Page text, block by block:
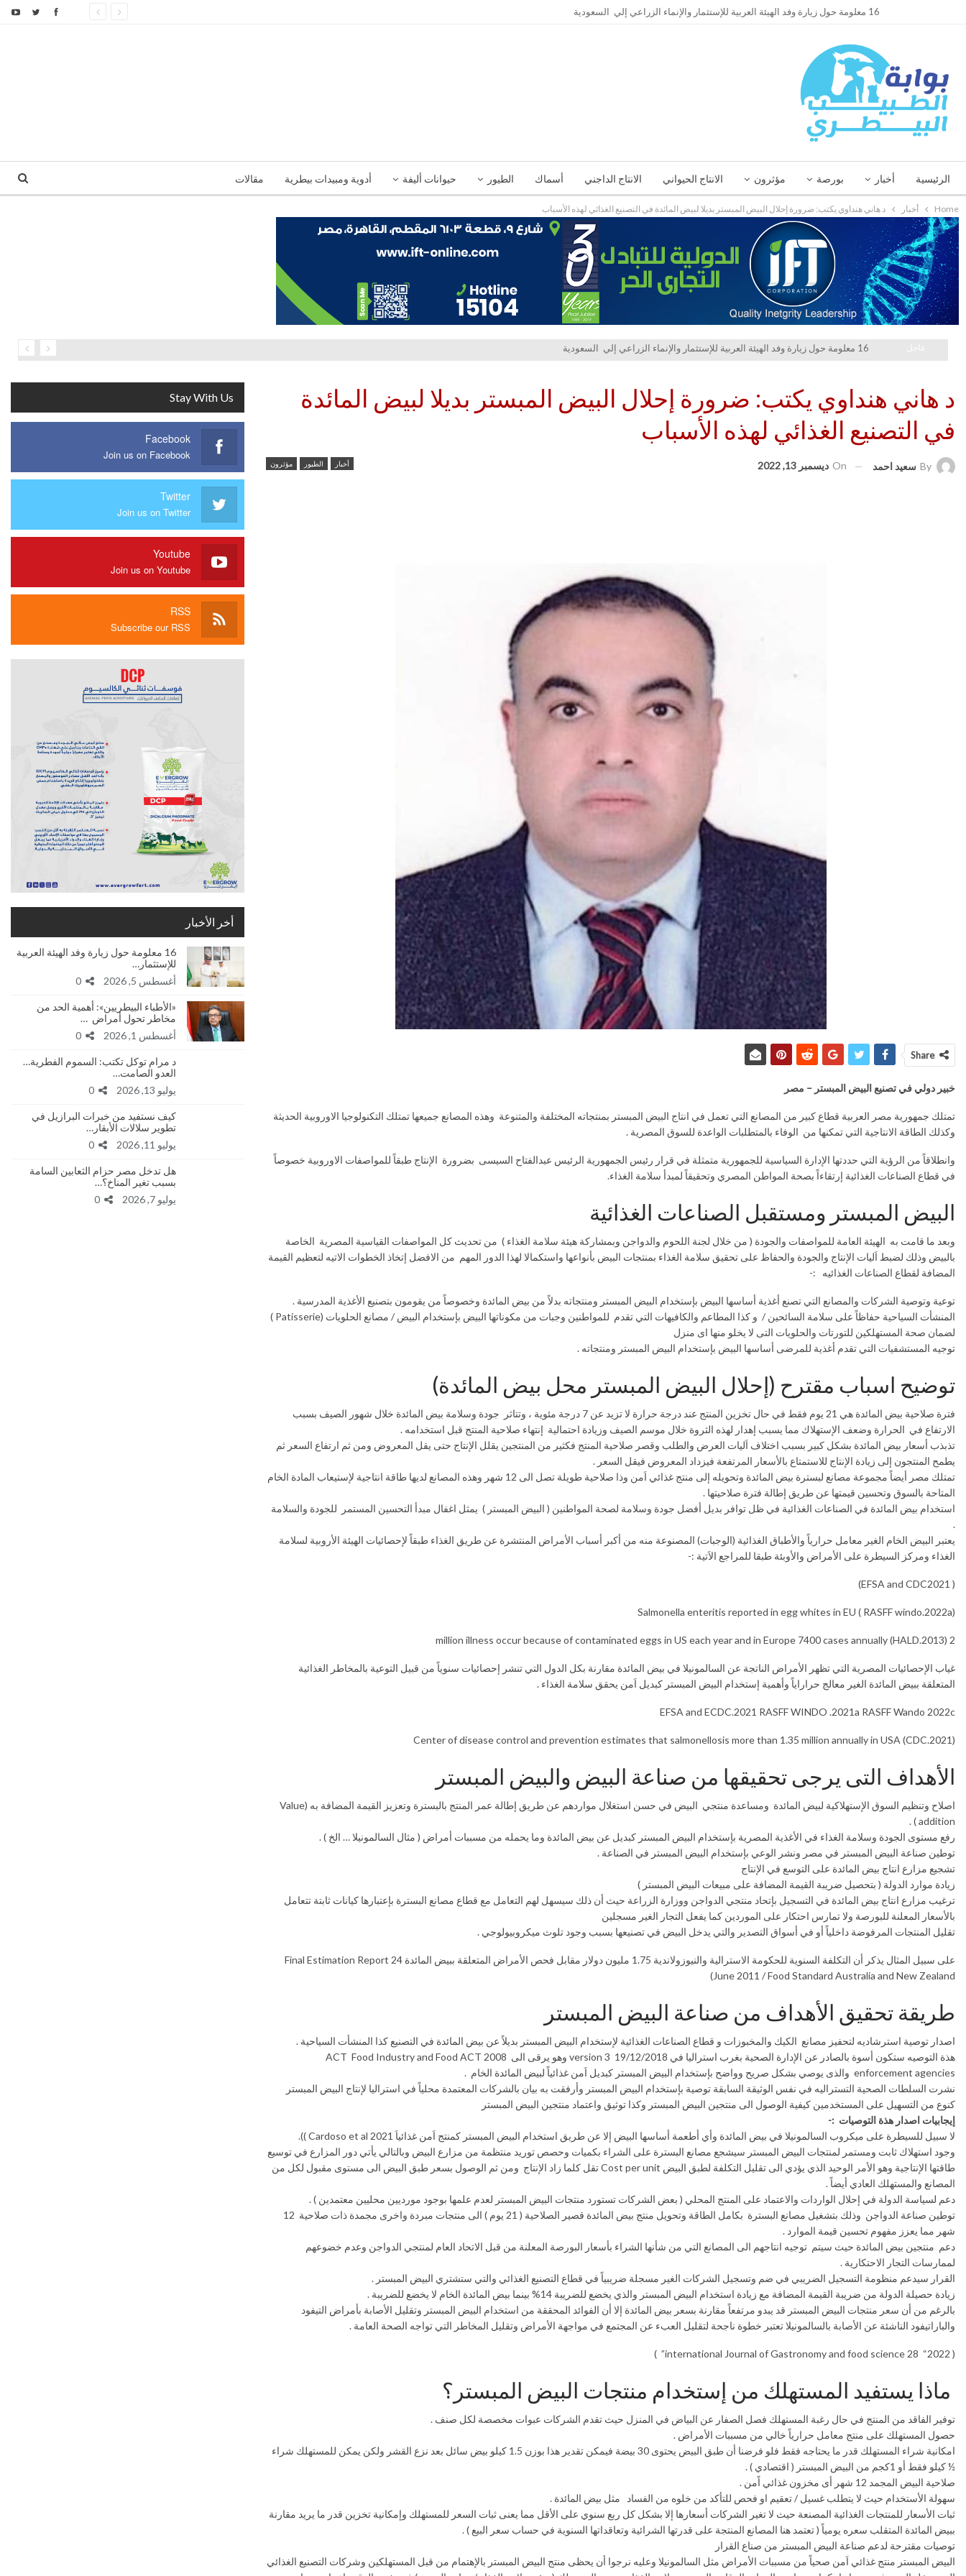
16 معلومة حول زيارة وفد الهيئة العربية للإستثمار والإنماء الزراعي إلي السعودية
الرئيسية أخبار بورصة مؤثرون الانتاج الحيواني الانتاج الداجني أسماك الطيور حيوانات أليفة أدوية ومبيدات بيطرية مقالات
Home أخبار د هاني هنداوي يكتب: ضرورة إحلال البيض المبستر بديلا لبيض المائدة في التصنيع الغذائي لهذه الأسباب
16 معلومة حول زيارة وفد الهيئة العربية للإستثمار والإنماء الزراعي إلي السعودية
د هاني هنداوي يكتب: ضرورة إحلال البيض المبستر بديلا لبيض المائدة
في التصنيع الغذائي لهذه الأسباب
أخبار الطيور مؤثرون By سعيد احمد On ديسمبر 13, 2022
Share
خبير دولي في تصنيع البيض المبستر – مصر
تمتلك جمهورية مصر العربية قطاع كبير من المصانع التي تعمل في انتاج البيض المبستر بمنتجاته المختلفة والمتنوعة وهذه المصانع جميعها تمتلك التكنولوجيا الاوروبية الحديثة
وكذلك الطاقة الانتاجية التي تمكنها من الوفاء بالمتطلبات الواعدة للسوق المصرية .
وانطلاقاً من الرؤية التي حددتها الإدارة السياسية للجمهورية متمثلة في قرار رئيس الجمهورية الرئيس عبدالفتاح السيسى بضرورة الإنتاج طبقاً للمواصفات الاوروبية خصوصاً
في قطاع الصناعات الغذائية إرتقاءاً بصحة المواطن المصري وتحقيقاً لمبدأ سلامة الغذاء.
البيض المبستر ومستقبل الصناعات الغذائية
وبعد ما قامت به الهيئة العامة للمواصفات والجودة ( من خلال لجنة اللحوم والدواجن وبمشاركة هيئة سلامة الغذاء ) من تحديث كل المواصفات القياسية المصرية الخاصة
بالبيض وذلك لضبط اَليات الإنتاج والجودة والحفاظ على تحقيق سلامة الغذاء بمنتجات البيض بأنواعها واستكمالا لهذا الدور المهم من الافضل إتخاذ الخطوات الاتيه لتعظيم القيمة
المضافة لقطاع الصناعات الغذائيه :-
توعية وتوصية الشركات والمصانع التي تصنع أغذية أساسها البيض بإستخدام البيض المبستر ومنتجاته بدلاً من بيض المائدة وخصوصاً من يقومون بتصنيع الأغذية المدرسية .
المنشأت السياحية حفاظاً على سلامة السائحين / و كذا المطاعم والكافيهات التي تقدم للمواطنين وجبات من مكوناتها البيض بإستخدام البيض / مصانع الحلويات (Patisserie )
لضمان صحة المستهلكين للتورتات والحلويات التى لا يخلو منها اى منزل
توجيه المستشفيات التي تقدم أغذية للمرضى أساسها البيض بإستخدام البيض المبستر ومنتجاته .
توضيح اسباب مقترح (إحلال البيض المبستر محل بيض المائدة)
فترة صلاحية بيض المائدة هي 21 يوم فقط في حال تخزين المنتج عند درجة حرارة لا تزيد عن 7 درجة مئوية ، وتتاثر جودة وسلامة بيض المائدة خلال شهور الصيف بسبب
الارتفاع في الحرارة وضعف الإستهلاك مما يسبب إهدار لهذه الثروة خلال موسم الصيف وزيادة احتمالية إنتهاء صلاحية المنتج قبل استخدامه .
تذبذب أسعار بيض المائدة بشكل كبير بسبب اختلاف اَليات العرض والطلب وقصر صلاحية المنتج فكثير من المنتجين يقلل الإنتاج حتى يقل المعروض ومن ثم ارتفاع السعر ثم
يطمح المنتجون إلى زيادة الإنتاج للاستمتاع بالأسعار المرتفعة فيزداد المعروض فيقل السعر .
تمتلك مصر أيضاً مجموعة مصانع لبسترة بيض المائدة وتحويله إلى منتج غذائي اَمن وذا صلاحية طويلة تصل الى 12 شهر وهذه المصانع لديها طاقة انتاجية لإستيعاب المادة الخام
المتاحة بالسوق وتحسين قيمتها عن طريق إطالة فترة صلاحيتها .
استخدام بيض المائدة في الصناعات الغذائية في ظل توافر بديل أفضل جودة وسلامة لصحة المواطنين ( البيض المبستر ) يمثل اغفال مبدأ التحسين المستمر للجودة والسلامة
.
يعتبر البيض الخام الغير معامل حرارياً والأطباق الغذائية (الوجبات) المصنوعة منه من أكبر أسباب الأمراض المنتشرة عن طريق الغذاء طبقاً لإحصائيات الهيئة الأروبية لسلامة
الغذاء ومركز السيطرة على الأمراض والأوبئة طبقا للمراجع الاَتية :-
( EFSA and CDC2021)
Salmonella enteritis reported in egg whites in EU ( RASFF windo.2022a)
2 million illness occur because of contaminated eggs in US each year and in Europe 7400 cases annually (HALD.2013)
غياب الإحصائيات المصرية التي تظهر الأمراض الناتجة عن السالمونيلا في بيض المائدة مقارنة بكل الدول التي تنشر إحصائيات سنوياً من قبيل التوعية بالمخاطر الغذائية
المتعلقة ببيض المائدة الغير معالج حراراياً وأهمية إستخدام البيض المبستر كبديل اَمن يحقق سلامة الغذاء .
EFSA and ECDC.2021 RASFF WINDO .2021a RASFF Wando 2022c
Center of disease control and prevention estimates that salmonellosis more than 1.35 million annually in USA (CDC.2021)
الأهداف التى يرجى تحقيقها من صناعة البيض والبيض المبستر
اصلاح وتنظيم السوق الإستهلاكية لبيض المائدة ومساعدة منتجي البيض في حسن استغلال مواردهم عن طريق إطالة عمر المنتج بالبسترة وتعزيز القيمة المضافة به (Value
addition ) .
رفع مستوى الجودة وسلامة الغذاء في الأغذية المصرية بإستخدام البيض المبستر كبديل عن بيض المائدة وما يحمله من مسببات أمراض ( مثال السالمونيلا … الخ ) .
توطين صناعة البيض المبستر في مصر ونشر الوعي بإستخدام البيض المبستر في الصناعة .
تشجيع مزارع انتاج بيض المائدة على التوسع في الإنتاج
زيادة موارد الدولة ( بتحصيل ضريبة القيمة المضافة على مبيعات البيض المبستر )
ترغيب مزارع انتاج بيض المائدة في التسجيل بإتحاد منتجي الدواجن ووزارة الزراعة حيث أن ذلك سيسهل لهم التعامل مع قطاع مصانع البسترة بإعتبارها كيانات ثابتة تتعامل
بالأسعار المعلنة للبورصة ولا تمارس احتكار على الموردين كما يفعل التجار الغير مسجلين
تقليل المنتجات المرفوضة داخلياً أو في أسواق التصدير والتي يدخل البيض في تصنيعها بسبب وجود تلوث ميكروبيولوجي .
على سبيل المثال يذكر أن التكلفة السنوية للحكومة الاسترالية والنيوزولاندية 1.75 مليون دولار مقابل فحص الأمراض المتعلقة ببيض المائدة Final Estimation Report 24
June 2011 / Food Standard Australia and New Zealand)
طريقة تحقيق الأهداف من صناعة البيض المبستر
اصدار توصية استرشاديه لتحفيز مصانع الكيك والمخبوزات و قطاع الصناعات الغذائية لإستخدام البيض المبستر بديلاً عن بيض المائدة في التصنيع كذا المنشأت السياحية .
هذة التوصيه ستكون أسوة بالصادر عن الإدارة الصحية بغرب استراليا في 19/12/2018 version 3 وهو يرقى الى ACT Food Industry and Food ACT 2008
enforcement agencies والذى يوصي بشكل صريح وواضح بإستخدام البيض المبستر كبديل اَمن غذائياً لبيض المائدة الخام .
نشرت السلطات الصحية التستراليه في نفس الوثيقة السابقة توصية بإستخدام البيض المبستر وأرفقت به بيان بالشركات المعتمدة محلياً في استراليا لإنتاج البيض المبستر
كنوع من التسهيل على المستخدمين كيفية الوصول الى منتجين البيض المبستر وكذا توثيق واعتماد منتجين البيض المبستر
إيجابيات اصدار هذة التوصيات :-
لا سبيل للسيطرة على ميكروب السالمونيلا في بيض المائدة وأي أطعمة أساسها البيض إلا عن طريق استخدام البيض المبستر كمنتج اَمن غذائياَ Cardoso et al 2021 )).
وجود استهلاك ثابت ومستمر لمنتجات البيض المبستر سيشجع مصانع البسترة على الشراء بكميات وحصص توريد منتظمة من مزارع البيض وبالتالي يأتي دور المزارع في توسيع
طاقتها الإنتاجية وهو الأمر الوحيد الذي يؤدي الى تقليل التكلفة لطبق البيض Cost per unit تقل كلما زاد الإنتاج ومن ثم الوصول بسعر طبق البيض الى مستوى مقبول لكل من
المصانع والمستهلك العادي أيضاً .
دعم لسياسة الدولة في إحلال الواردات والاعتماد على المنتج المحلي ( بعض الشركات تستورد منتجات البيض المبستر لعدم علمها بوجود مورديين محليين معتمدين ) .
توطين صناعة الدواجن وذلك بتشغيل مصانع البسترة بكامل الطاقة وتحويل منتج بيض المائدة قصير الصلاحية ( 21 يوم ) الى منتجات مبردة واخرى مجمدة ذات صلاحية 12
شهر مما يعزز مفهوم تحسين قيمة الموارد .
دعم منتجين بيض المائدة حيث سيتم توجيه انتاجهم الى المصانع التي من شأنها الشراء بأسعار البورصة المعلنة من قبل الاتحاد العام لمنتجي الدواجن وعدم خضوعهم
لممارسات التجار الاحتكارية .
القرار سيدعم منظومة التسجيل الضريبي في ضم وتسجيل الشركات الغير مسجلة ضريبياً في قطاع التصنيع الغذائي والتي ستشتري البيض المبستر .
زيادة حصيلة الدولة من ضريبة القيمة المضافة مع زيادة استخدام البيض المبستر والذي يخضع للضريبة 14% بينما بيض المائدة الخام لا يخضع للضريبة .
بالرغم من أن سعر منتجات البيض المبستر قد يبدو مرتفعاً مقارنة بسعر بيض المائدة إلا أن الفوائد المحققة من استخدام البيض المبستر وتقليل الأصابة بأمراض التيفود
والباراتيفود الناشئة عن الأصابة بالسالمونيلا تعتبر خطوة ناجحة لتقليل العبء عن المجتمع في مواجهة الأمراض وتقليل المخاطر التي تواجه الصحة العامة .
( international Journal of Gastronomy and food science 28 “2022” )
ماذا يستفيد المستهلك من إستخدام منتجات البيض المبستر؟
توفير الفاقد من المنتج في حال رغبة المستهلك فصل الصفار عن البياض في المنزل حيث تقدم الشركات عبوات مخصصة لكل صنف .
حصول المستهلك على منتج معامل حرارياً خالي من مسببات الأمراض .
امكانية شراء المستهلك قدر ما يحتاجه فقط فلو فرضنا أن طبق البيض يحتوى 30 بيضة فيمكن تقدير هذا بوزن 1.5 كيلو بيض سائل بعد نزع القشر ولكن يمكن للمستهلك شراء
½ كيلو فقط أو 1كجم من البيض المبستر ( اقتصادي ) .
صلاحية البيض المجمد 12 شهر أى مخزون غذائي اًمن .
سهولة الأستخدام حيث لا يتطلب غسيل / تعقيم او فحص للتأكد من خلوه من الفساد مثل بيض المائدة .
ثبات الأسعار للمنتجات الغذائية المصنعة حيث لا تغير الشركات أسعارها إلا بشكل كل ربع سنوي على الأقل مما يعنى ثبات السعر للمستهلك وإمكانية تخزين قدر ما يريد مقارنة
ببيض المائدة المتقلب سعره يومياً ( تعتمد هنا المصانع المنتجة على قدرتها الشرائية وتعاقداتها السنوية في حساب سعر البيع ) .
توصيات مقترحة لدعم صناعة البيض المبستر من صناع القرار
البيض المبستر منتج غذائي اَمن صحياً من مسببات الأمراض مثل السالمونيلا وعليه نرجوا أن يحظى منتج البيض المبستر بالإهتمام من قبل المستهلكين وشركات التصنيع الغذائي
Stay With Us
Facebook
Join us on Facebook
Twitter
Join us on Twitter
Youtube
Join us on Youtube
RSS
Subscribe our RSS
أخر الأخبار
16 معلومة حول زيارة وفد الهيئة العربية
للإستثمار…
أغسطس 5, 2026
«الأطباء البيطريين»: أهمية الحد من
مخاطر تحول أمراض …
أغسطس 1, 2026
د مرام توكل تكتب: السموم الفطرية…
العدو الصامت…
يوليو 13, 2026
كيف نستفيد من خبرات البرازيل في
تطوير سلالات الأبقار…
يوليو 11, 2026
هل تدخل مصر حزام الثعابين السامة
بسبب تغير المناخ؟…
يوليو 7, 2026